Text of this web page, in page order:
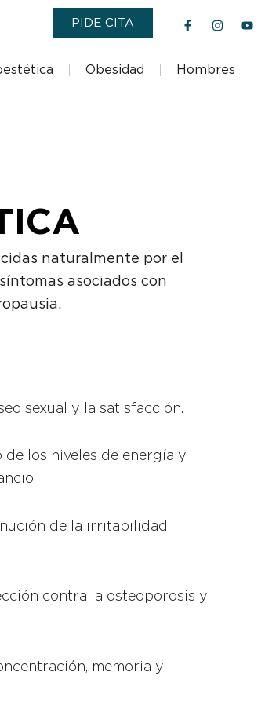
PIDE CITA
F
a
b
o
I
n
a
g
Y
o
Obesidad Hombres
naturalmente por el
asociados con
sexual y la satisfacción.
los niveles de energía y
de la irritabilidad,
contra la osteoporosis y
memoria y